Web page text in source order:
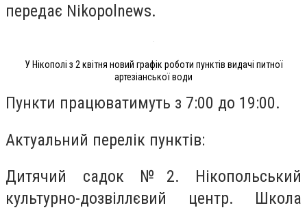
передає Nikopolnews.
У Нікополі з 2 квітня новий графік роботи пунктів видачі питної
артезіанської води
Пункти працюватимуть з 7:00 до 19:00.
Актуальний перелік пунктів:
Дитячий садок №2. Нікопольський
культурно-дозвіллєвий центр. Школа